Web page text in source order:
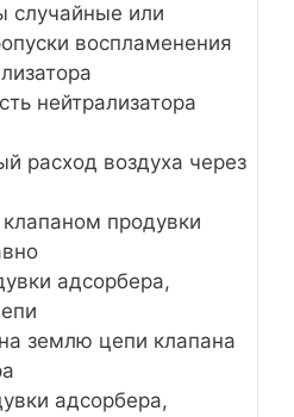
случайные или
воспламенения
нейтрализатора
расход воздуха через
продувки
адсорбера,
землю цепи клапана
адсорбера,